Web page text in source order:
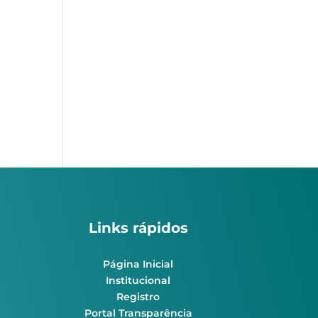
Links rápidos
Página Inicial
Institucional
Registro
Portal Transparência